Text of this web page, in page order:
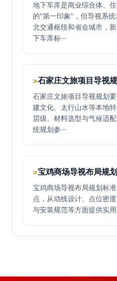
地下车库是商业综合体、
的"第一印象"，但导视系
北交通枢纽和省会城市，
下车库标···
>石家庄文旅项目导视
石家庄文旅项目导视规划
建文化、太行山水等本地
层级、材料选型与气候适
统规划参···
>宝鸡商场导视布局规
宝鸡商场导视布局规划标
点，从动线设计、点位密
与安装规范等方面提供实用